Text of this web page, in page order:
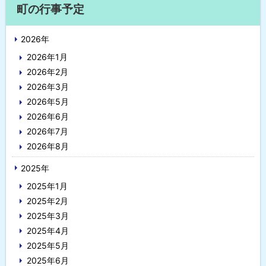
戻
イ
ド
町の行事予定
2026年
2026年1月
2026年2月
2026年3月
2026年5月
2026年6月
2026年7月
2026年8月
2025年
2025年1月
2025年2月
2025年3月
2025年4月
2025年5月
2025年6月